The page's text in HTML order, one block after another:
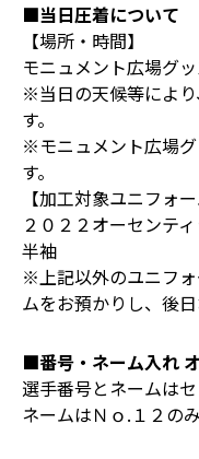
■当日圧着について
【場所・時間】
モニュメント広場グ
※当日の天候等によ
す。
※モニュメント広場
す。
【加工対象ユニフォー
２０２２オーセンテ
半袖
※上記以外のユニフ
ムをお預かりし、後日
■番号・ネーム入れ
選手番号とネームは
ネームはＮｏ.１２の